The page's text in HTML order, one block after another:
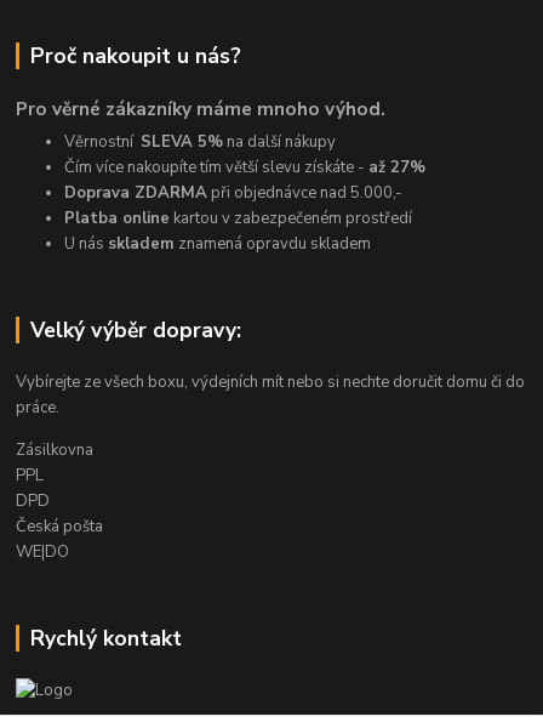
Proč nakoupit u nás?
Pro věrné zákazníky máme mnoho výhod.
Věrnostní SLEVA 5% na další nákupy
Čím více nakoupíte tím větší slevu získáte - až 27%
Doprava ZDARMA při objednávce nad 5.000,-
Platba online kartou v zabezpečeném prostředí
U nás skladem znamená opravdu skladem
Velký výběr dopravy:
Vybírejte ze všech boxu, výdejních mít nebo si nechte doručit domu či do
práce.
Zásilkovna
PPL
DPD
Česká pošta
WE|DO
Rychlý kontakt